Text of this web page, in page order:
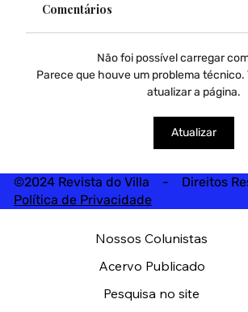
Comentários
Não foi possível carregar
Parece que houve um problema
atualizar a página.
Atualizar
©2024 Revista do Villa - Direitos
Política de Privacidade
Nossos Colunistas
Acervo Publicado
Pesquisa no site